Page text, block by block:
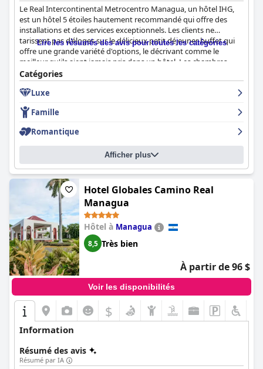
Le Real Intercontinental Metrocentro Managua, un hôtel IHG,
est un hôtel 5 étoiles hautement recommandé qui offre des
installations et des services exceptionnels. Les clients ne
tarissent pas d'éloges sur le délicieux petit déjeuner buffet qui
offre une grande variété d'options, le décrivant comme le
meilleur qu'ils aient jamais pris dans un hôtel. Les chambres
joliment conçues et dotées d'équipements de qualité supérieure
garantissent un séjour confortable, même si certains clients les
ont trouvées un peu désuètes. L'hôtel est réputé pour sa
propreté et l'hygiène de ses chambres, les protocoles Covid
étant pris au sérieux. Le personnel est décrit comme
exceptionnellement serviable, professionnel et amical, se
surpassant pour répondre aux besoins des clients. Dans
l'ensemble, les clients recommandent vivement cet hôtel pour
un séjour merveilleux et agréable.
Lire les résumés des avis pour toutes les catégories
Catégories
Luxe
Famille
Romantique
Afficher plus
Hotel Globales Camino Real
Managua
Hôtel à Managua
8,5 Très bien
À partir de 96 $
Voir les disponibilités
$
Information
Résumé des avis
Résumé par IA